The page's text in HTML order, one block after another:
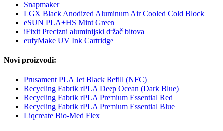
Snapmaker
LGX Black Anodized Aluminum Air Cooled Cold Block
eSUN PLA+HS Mint Green
iFixit Precizni aluminijski držač bitova
eufyMake UV Ink Cartridge
Novi proizvodi:
Prusament PLA Jet Black Refill (NFC)
Recycling Fabrik rPLA Deep Ocean (Dark Blue)
Recycling Fabrik rPLA Premium Essential Red
Recycling Fabrik rPLA Premium Essential Blue
Liqcreate Bio-Med Flex